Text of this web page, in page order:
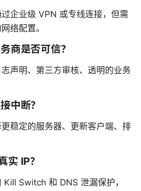
企业级 VPN 或专线连接，但需
络配置。
商是否可信？
声明、第三方审核、透明的业务
中断？
稳定的服务器、更新客户端、排
实 IP？
Switch 和 DNS 泄漏保护，